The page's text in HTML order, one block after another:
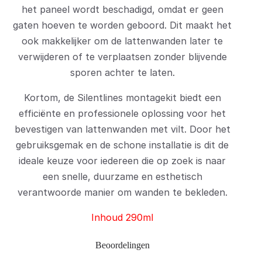
het paneel wordt beschadigd, omdat er geen
gaten hoeven te worden geboord. Dit maakt het
ook makkelijker om de lattenwanden later te
verwijderen of te verplaatsen zonder blijvende
sporen achter te laten.
Kortom, de Silentlines montagekit biedt een
efficiënte en professionele oplossing voor het
bevestigen van lattenwanden met vilt. Door het
gebruiksgemak en de schone installatie is dit de
ideale keuze voor iedereen die op zoek is naar
een snelle, duurzame en esthetisch
verantwoorde manier om wanden te bekleden.
Inhoud 290ml
Beoordelingen